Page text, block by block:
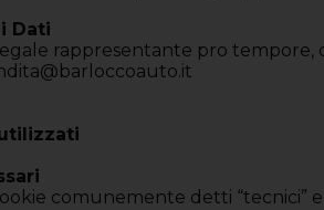
Dati
rappresentante pro tempore,
comunemente detti